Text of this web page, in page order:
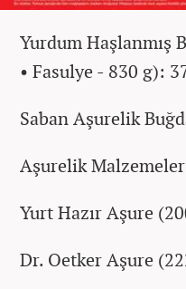
Yurdum Haşlanmış
• Fasulye - 830 g):
Saban Aşurelik
Aşurelik
Yurt Hazır Aşure
Dr. Oetker Aşure